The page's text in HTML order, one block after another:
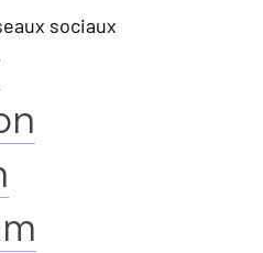
sociaux